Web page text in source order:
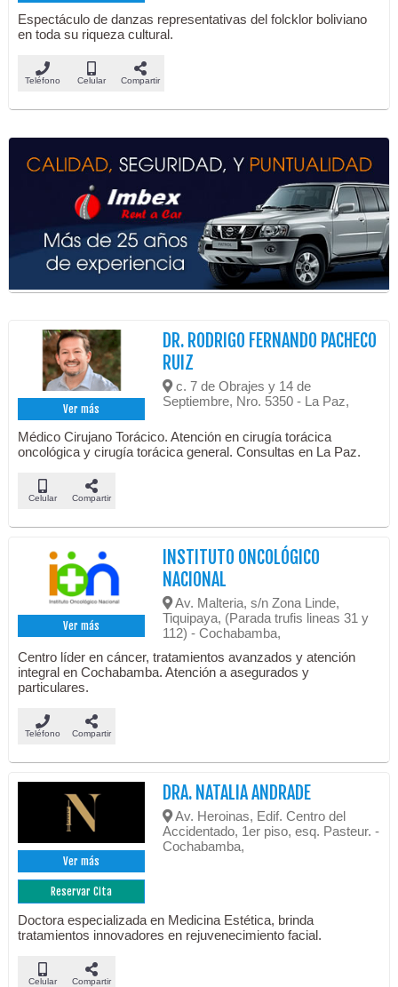
Espectáculo de danzas representativas del folcklor boliviano
en toda su riqueza cultural.
Teléfono Celular Compartir
Ver más
DR. RODRIGO FERNANDO PACHECO
RUIZ
c. 7 de Obrajes y 14 de
Septiembre, Nro. 5350 - La Paz,
Médico Cirujano Torácico. Atención en cirugía torácica
oncológica y cirugía torácica general. Consultas en La Paz.
Celular Compartir
Ver más
INSTITUTO ONCOLÓGICO
NACIONAL
Av. Malteria, s/n Zona Linde,
Tiquipaya, (Parada trufis lineas 31 y
112) - Cochabamba,
Centro líder en cáncer, tratamientos avanzados y atención
integral en Cochabamba. Atención a asegurados y
particulares.
Teléfono Compartir
Ver más
Reservar Cita
DRA. NATALIA ANDRADE
Av. Heroinas, Edif. Centro del
Accidentado, 1er piso, esq. Pasteur. -
Cochabamba,
Doctora especializada en Medicina Estética, brinda
tratamientos innovadores en rejuvenecimiento facial.
Celular Compartir